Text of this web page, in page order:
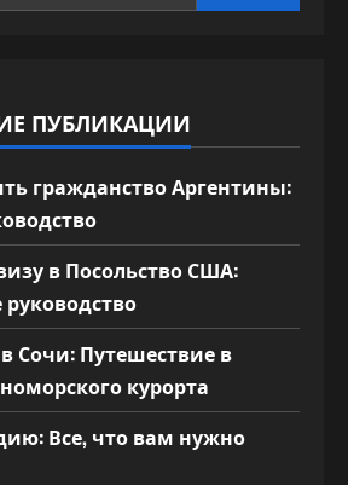
ПУБЛИКАЦИИ
гражданство Аргентины:
в Посольство США:
Сочи: Путешествие в
курорта
Все, что вам нужно